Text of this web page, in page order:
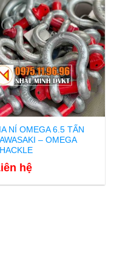
NÍ OMEGA 6.5 TẤN
– OMEGA
hệ